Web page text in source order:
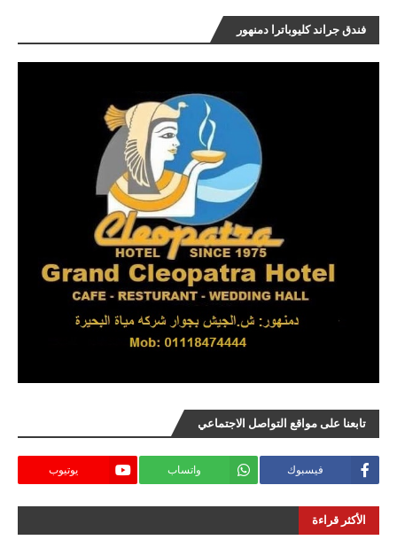
فندق جراند كليوباترا دمنهور
تابعنا على مواقع التواصل الاجتماعي
فيسبوك واتساب يوتيوب
الأكثر قراءة